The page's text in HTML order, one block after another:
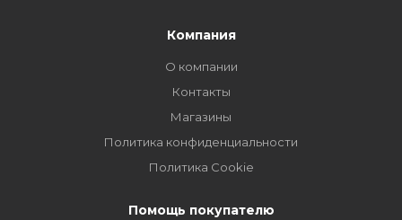
Компания
О компании
Контакты
Магазины
Политика конфиденциальности
Политика Cookie
Помощь покупателю